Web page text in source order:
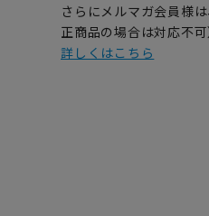
さらにメルマガ会員様
正商品の場合は対応不可
詳しくはこちら